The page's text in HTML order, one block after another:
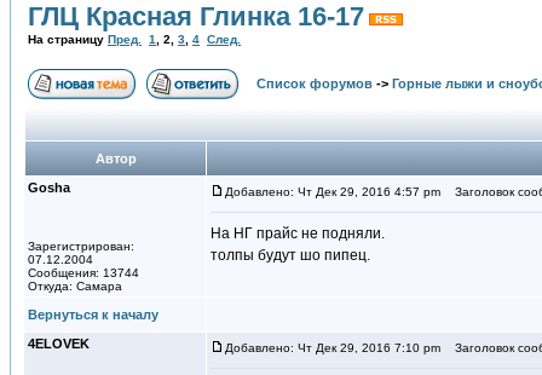
ГЛЦ Красная Глинка 16-17
На страницу Пред. 1 2 3 4 След.
Список форумов -> Горные лыжи и
Автор
Gosha
Зарегистрирован:
07.12.2004
Сообщения: 13744
Откуда: Самара
Добавлено: Чт Дек 29, 2016 4:57 pm Заголовок
На НГ прайс не подняли.
толпы будут шо пипец.
Вернуться к началу
4ELOVEK
Добавлено: Чт Дек 29, 2016 7:10 pm Заголовок